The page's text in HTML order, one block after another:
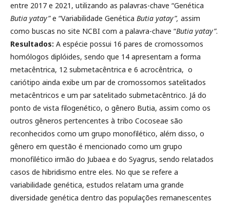
entre 2017 e 2021, utilizando as palavras-chave “Genética
Butia yatay”e “Variabilidade Genética Butia yatay”, assim
como buscas no site NCBI com a palavra-chave “Butia yatay”.
Resultados: A espécie possui 16 pares de cromossomos
homólogos diplóides, sendo que 14 apresentam a forma
metacêntrica, 12 submetacêntrica e 6 acrocêntrica, o
cariótipo ainda exibe um par de cromossomos satelitados
metacêntricos e um par satelitado submetacêntrico. Já do
ponto de vista filogenético, o gênero Butia, assim como os
outros gêneros pertencentes à tribo Cocoseae são
reconhecidos como um grupo monofilético, além disso, o
gênero em questão é mencionado como um grupo
monofilético irmão do Jubaea e do Syagrus, sendo relatados
casos de hibridismo entre eles. No que se refere a
variabilidade genética, estudos relatam uma grande
diversidade genética dentro das populações remanescentes